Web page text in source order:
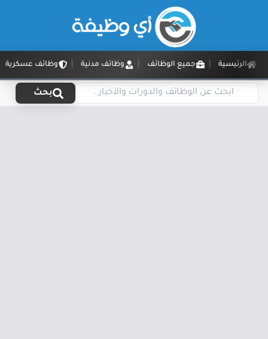
الرئيسية جميع الوظائف وظائف مدنية وظائف عسكرية
بحث